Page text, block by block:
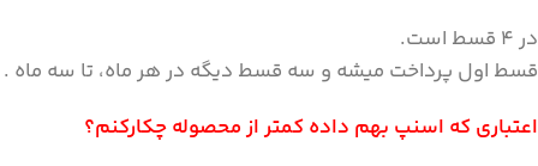
در ۴ قسط است.
قسط اول پرداخت میشه و سه قسط دیگه در هر ماه، تا سه ماه .
اعتباری که اسنپ بهم داده کمتر از محصوله چکارکنم؟